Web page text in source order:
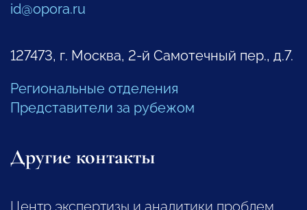
id@opora.ru
127473, г. Москва, 2-й Самотечный пер., д.7.
Региональные отделения
Представители за рубежом
Другие контакты